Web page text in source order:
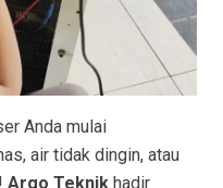
Anda mulai
air tidak dingin, atau
Argo Teknik hadir